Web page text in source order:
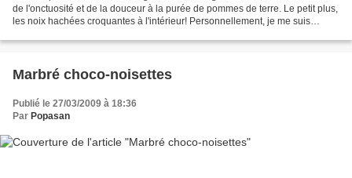
de l'onctuosité et de la douceur à la purée de pommes de terre. Le petit plus,
les noix hachées croquantes à l'intérieur! Personnellement, je me suis
Marbré choco-noisettes
Publié le 27/03/2009 à 18:36
Par Popasan